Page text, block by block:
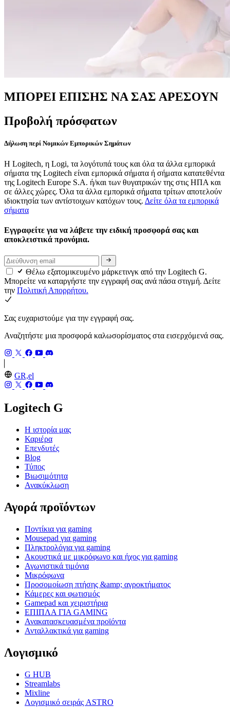
ΜΠΟΡΕΙ ΕΠΙΣΗΣ ΝΑ ΣΑΣ ΑΡΕΣΟΥΝ
Προβολή πρόσφατων
Δήλωση περί Νομικών Εμπορικών Σημάτων
Η Logitech, η Logi, τα λογότυπά τους και όλα τα άλλα εμπορικά
σήματα της Logitech είναι εμπορικά σήματα ή σήματα κατατεθέντα
της Logitech Europe S.A. ή/και των θυγατρικών της στις ΗΠΑ και
σε άλλες χώρες. Όλα τα άλλα εμπορικά σήματα τρίτων αποτελούν
ιδιοκτησία των αντίστοιχων κατόχων τους. Δείτε όλα τα εμπορικά
σήματα
Εγγραφείτε για να λάβετε την ειδική προσφορά σας και
αποκλειστικά προνόμια.
Θέλω εξατομικευμένο μάρκετινγκ από την Logitech G.
Μπορείτε να καταργήστε την εγγραφή σας ανά πάσα στιγμή. Δείτε
την Πολιτική Απορρήτου.
Σας ευχαριστούμε για την εγγραφή σας.
Αναζητήστε μια προσφορά καλωσορίσματος στα εισερχόμενά σας.
GR,el
Logitech G
Η ιστορία μας
Καριέρα
Επενδυτές
Blog
Τύπος
Βιωσιμότητα
Ανακύκλωση
Αγορά προϊόντων
Ποντίκια για gaming
Mousepad για gaming
Πληκτρολόγια για gaming
Ακουστικά με μικρόφωνο και ήχος για gaming
Αγωνιστικά τιμόνια
Μικρόφωνα
Προσομοίωση πτήσης &amp; αγροκτήματος
Κάμερες και φωτισμός
Gamepad και χειριστήρια
ΕΠΙΠΛΑ ΓΙΑ GAMING
Ανακατασκευασμένα προϊόντα
Ανταλλακτικά για gaming
Λογισμικό
G HUB
Streamlabs
Mixline
Λογισμικό σειράς ASTRO